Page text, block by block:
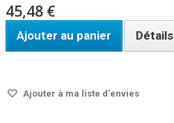
45,48 €
Ajouter au panier Détails
Ajouter à ma liste d'envies